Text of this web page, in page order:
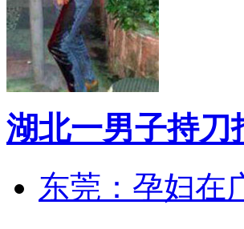
湖北一男子持刀
东莞：孕妇在